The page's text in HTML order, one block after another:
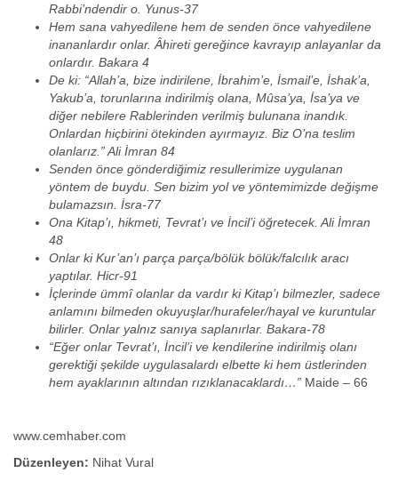
Rabbi’ndendir o. Yunus-37
Hem sana vahyedilene hem de senden önce vahyedilene
inananlardır onlar. Âhireti gereğince kavrayıp anlayanlar da
onlardır. Bakara 4
De ki: “Allah’a, bize indirilene, İbrahim’e, İsmail’e, İshak’a,
Yakub’a, torunlarına indirilmiş olana, Mûsa’ya, İsa’ya ve
diğer nebilere Rablerinden verilmiş bulunana inandık.
Onlardan hiçbirini ötekinden ayırmayız. Biz O’na teslim
olanlarız.” Ali İmran 84
Senden önce gönderdiğimiz resullerimize uygulanan
yöntem de buydu. Sen bizim yol ve yöntemimizde değişme
bulamazsın. İsra-77
Ona Kitap’ı, hikmeti, Tevrat’ı ve İncil’i öğretecek. Ali İmran
48
Onlar ki Kur’an’ı parça parça/bölük bölük/falcılık aracı
yaptılar. Hicr-91
İçlerinde ümmî olanlar da vardır ki Kitap’ı bilmezler, sadece
anlamını bilmeden okuyuşlar/hurafeler/hayal ve kuruntular
bilirler. Onlar yalnız sanıya saplanırlar. Bakara-78
“Eğer onlar Tevrat’ı, İncil’i ve kendilerine indirilmiş olanı
gerektiği şekilde uygulasalardı elbette ki hem üstlerinden
hem ayaklarının altından rızıklanacaklardı…” Maide – 66
www.cemhaber.com
Düzenleyen: Nihat Vural